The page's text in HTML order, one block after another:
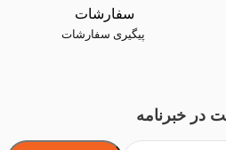
پیگیری سفارشات
در خبرنامه